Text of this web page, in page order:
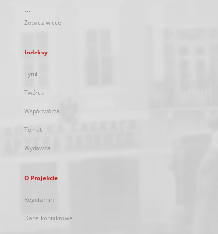
...
Zobacz więcej
Indeksy
Tytuł
Twórca
Współtwórca
Temat
Wydawca
O Projekcie
Regulamin
Dane kontaktowe